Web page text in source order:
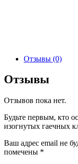
Отзывы (0)
Отзывы
Отзывов пока нет.
Будьте первым, кто
изогнутых гаечных
Ваш адрес email не
помечены *